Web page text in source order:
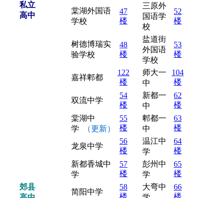
私立
高中
棠湖外国语
学校
47
楼
三原外
国语学
校
52
楼
树德博瑞实
验学校
48
楼
盐道街
外国语
学校
53
楼
嘉祥郫都
122
楼
师大一
中
104
楼
郊县
双流中学
54
楼
新都一
中
62
楼
棠湖中
学
（更新）
55
楼
郫都一
中
63
楼
龙泉中学
56
楼
温江中
学
64
楼
新都香城中
学
57
楼
彭州中
学
65
楼
简阳中学
58
楼
大弯中
66
楼